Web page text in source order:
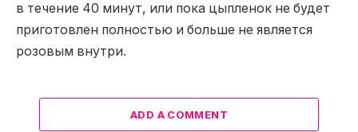
в течение 40 минут, или пока цыпленок не будет
приготовлен полностью и больше не является
розовым внутри.
ADD A COMMENT